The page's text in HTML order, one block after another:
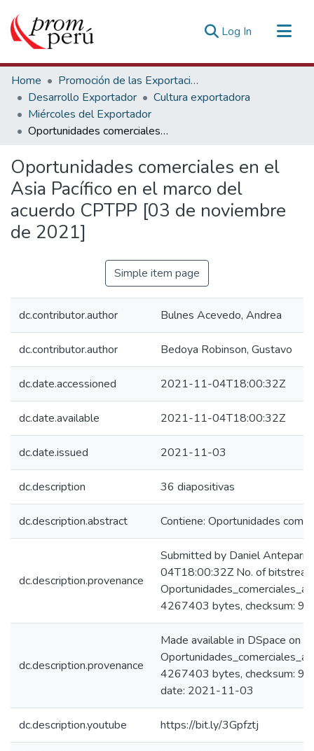
Log In (current)
Communities & Collections
All of DSpace
Statistics
Estadísticas Externas
Home
Promoción de las Exportaciones
Desarrollo Exportador
Cultura exportadora
Miércoles del Exportador
Oportunidades comerciales en el Asia Pacífico en el marco del acuerdo CPTPP [03 de noviembre de 2021]
Oportunidades comerciales en el
Asia Pacífico en el marco del
acuerdo CPTPP [03 de noviembre
de 2021]
Simple item page
dc.contributor.author Bulnes Acevedo, Andrea
dc.contributor.author Bedoya Robinson, Gustavo
dc.date.accessioned 2021-11-04T18:00:32Z
dc.date.available 2021-11-04T18:00:32Z
dc.date.issued 2021-11-03
dc.description 36 diapositivas
dc.description.abstract Contiene: Oportunidades
dc.description.provenance
Submitted by Daniel
04T18:00:32Z No. of
4267403 bytes, checksum:
dc.description.provenance
Made available in DSpace on
4267403 bytes, checksum:
date: 2021-11-03
dc.description.youtube https://bit.ly/3Gpfztj